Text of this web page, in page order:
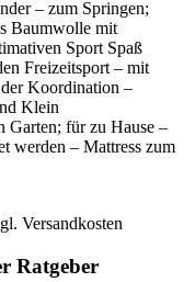
– zum Springen;
Baumwolle mit
Sport Spaß
Freizeitsport – mit
Koordination –
Klein
Garten; für zu Hause –
werden – Mattress zum
Versandkosten
Ratgeber